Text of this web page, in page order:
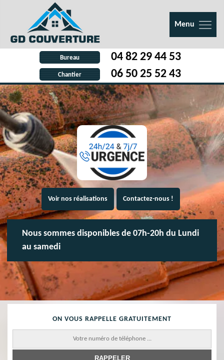
Menu
Bureau 04 82 29 44 53
Chantier 06 50 25 52 43
Voir nos réalisations Contactez-nous !
Nous sommes disponibles de 07h-20h du Lundi
au samedi
ON VOUS RAPPELLE GRATUITEMENT